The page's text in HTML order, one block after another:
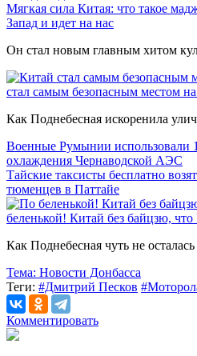
Мягкая сила Китая: что такое
Запад и идет на нас
Он стал новым главным хитом
стал самым безопасным местом
Как Поднебесная искоренила
Военные Румынии использовали
охлаждения Чернаводской АЭС
Тайские таксисты бесплатно
тюменцев в Паттайе
беленькой! Китай без байцзю, что
Как Поднебесная чуть не
Тема: Новости Донбасса
Теги: #Дмитрий Песков
Комментировать